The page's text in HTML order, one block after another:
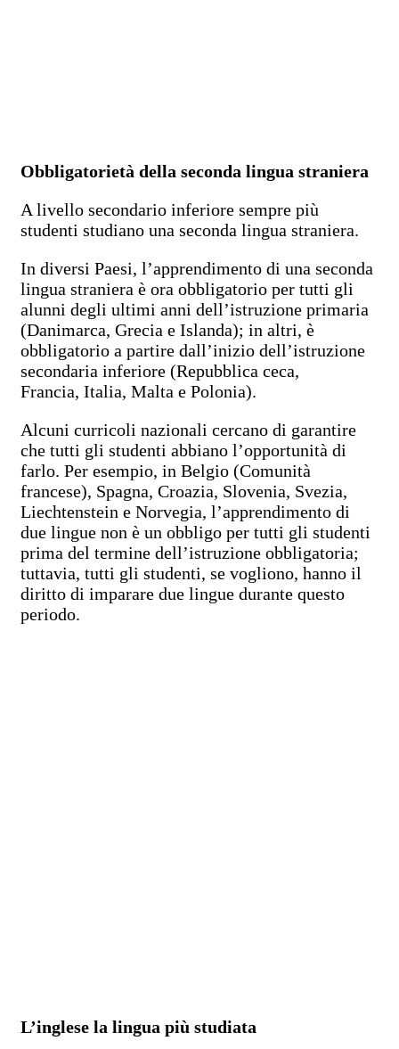
Obbligatorietà della seconda lingua straniera
A livello secondario inferiore sempre più
studenti studiano una seconda lingua straniera.
In diversi Paesi, l’apprendimento di una seconda
lingua straniera è ora obbligatorio per tutti gli
alunni degli ultimi anni dell’istruzione primaria
(Danimarca, Grecia e Islanda); in altri, è
obbligatorio a partire dall’inizio dell’istruzione
secondaria inferiore (Repubblica ceca,
Francia, Italia, Malta e Polonia).
Alcuni curricoli nazionali cercano di garantire
che tutti gli studenti abbiano l’opportunità di
farlo. Per esempio, in Belgio (Comunità
francese), Spagna, Croazia, Slovenia, Svezia,
Liechtenstein e Norvegia, l’apprendimento di
due lingue non è un obbligo per tutti gli studenti
prima del termine dell’istruzione obbligatoria;
tuttavia, tutti gli studenti, se vogliono, hanno il
diritto di imparare due lingue durante questo
periodo.
L’inglese la lingua più studiata